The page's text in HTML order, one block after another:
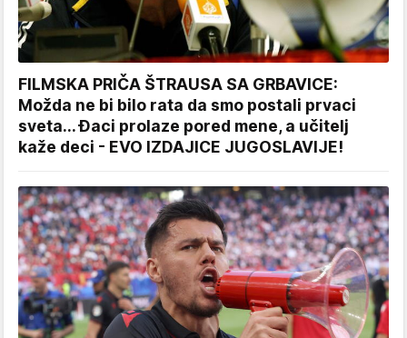
FILMSKA PRIČA ŠTRAUSA SA GRBAVICE:
Možda ne bi bilo rata da smo postali prvaci
sveta... Đaci prolaze pored mene, a učitelj
kaže deci - EVO IZDAJICE JUGOSLAVIJE!